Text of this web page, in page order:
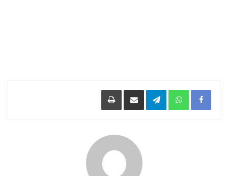
Facebook
WhatsApp
Telegramمشاركة عبر البريد طباعة